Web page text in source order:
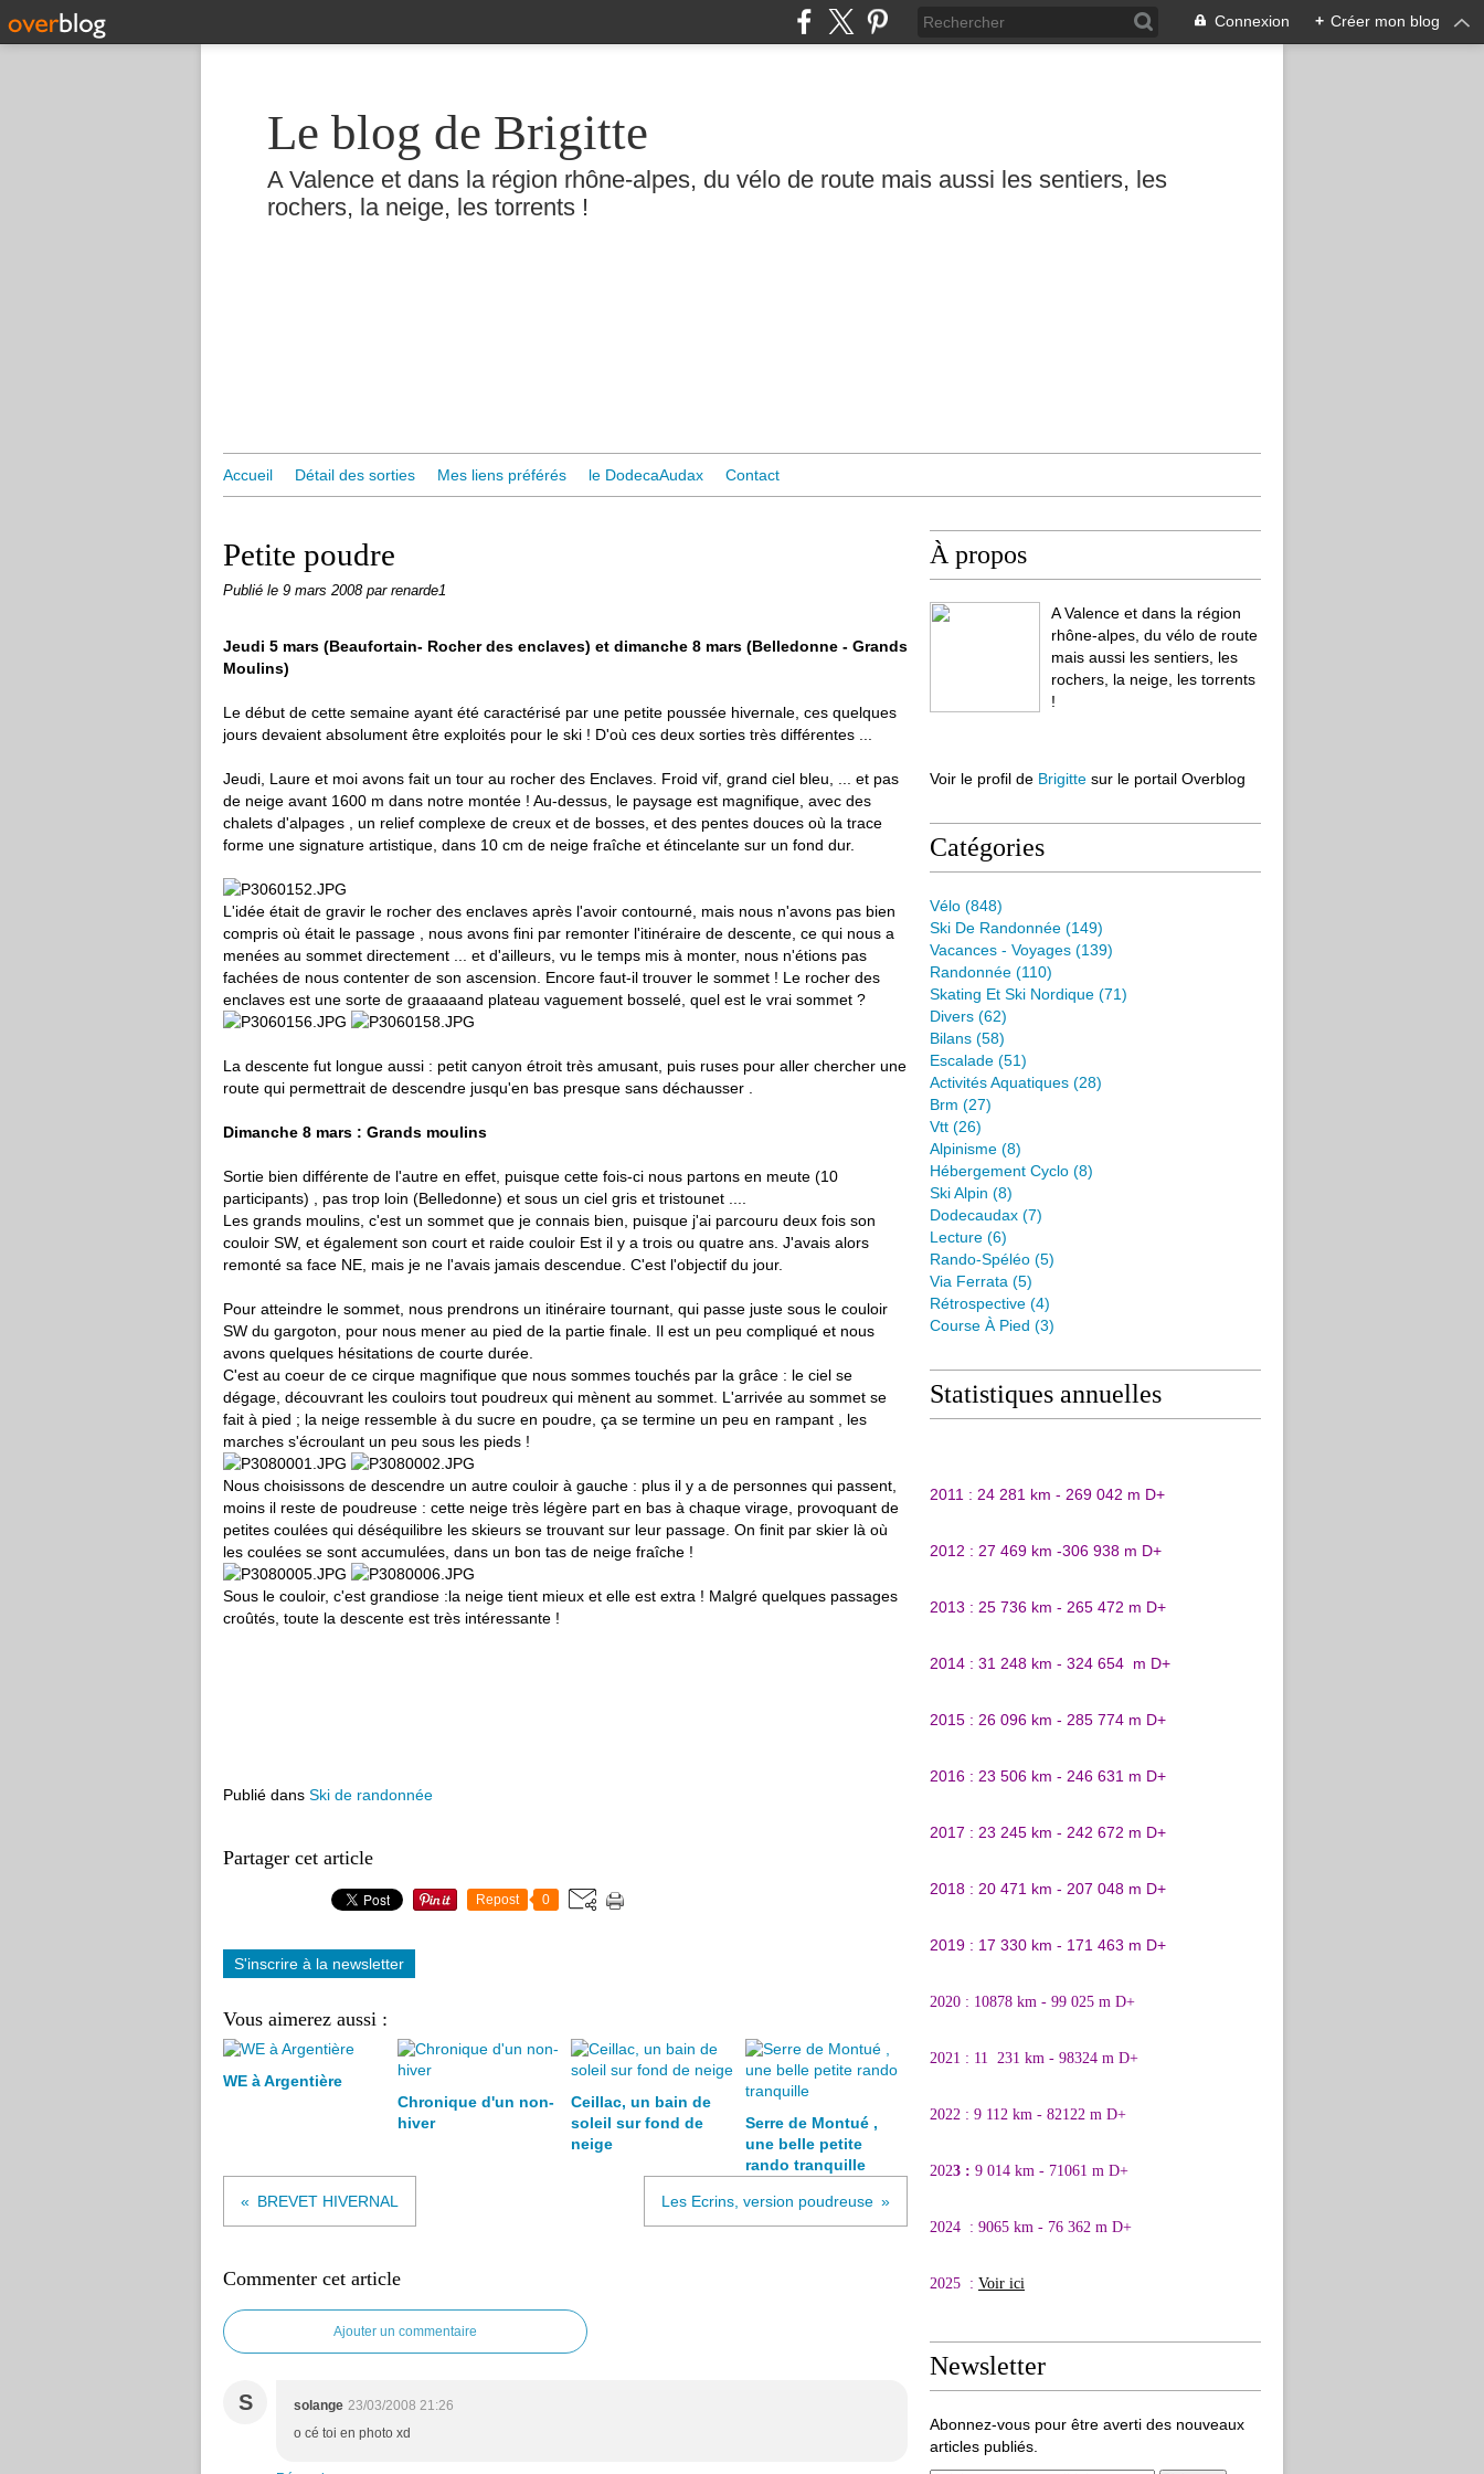
Connexion + Créer mon blog
Le blog de Brigitte
A Valence et dans la région rhône-alpes, du vélo de route mais aussi les sentiers, les
rochers, la neige, les torrents !
Accueil Détail des sorties Mes liens préférés le DodecaAudax Contact
Petite poudre
Publié le 9 mars 2008 par renarde1
Jeudi 5 mars (Beaufortain- Rocher des enclaves) et dimanche 8 mars (Belledonne - Grands
Moulins)
Le début de cette semaine ayant été caractérisé par une petite poussée hivernale, ces quelques
jours devaient absolument être exploités pour le ski ! D'où ces deux sorties très différentes ...
Jeudi, Laure et moi avons fait un tour au rocher des Enclaves. Froid vif, grand ciel bleu, ... et pas
de neige avant 1600 m dans notre montée ! Au-dessus, le paysage est magnifique, avec des
chalets d'alpages , un relief complexe de creux et de bosses, et des pentes douces où la trace
forme une signature artistique, dans 10 cm de neige fraîche et étincelante sur un fond dur.
L'idée était de gravir le rocher des enclaves après l'avoir contourné, mais nous n'avons pas bien
compris où était le passage , nous avons fini par remonter l'itinéraire de descente, ce qui nous a
menées au sommet directement ... et d'ailleurs, vu le temps mis à monter, nous n'étions pas
fachées de nous contenter de son ascension. Encore faut-il trouver le sommet ! Le rocher des
enclaves est une sorte de graaaaand plateau vaguement bosselé, quel est le vrai sommet ?
La descente fut longue aussi : petit canyon étroit très amusant, puis ruses pour aller chercher une
route qui permettrait de descendre jusqu'en bas presque sans déchausser .
Dimanche 8 mars : Grands moulins
Sortie bien différente de l'autre en effet, puisque cette fois-ci nous partons en meute (10
participants) , pas trop loin (Belledonne) et sous un ciel gris et tristounet ....
Les grands moulins, c'est un sommet que je connais bien, puisque j'ai parcouru deux fois son
couloir SW, et également son court et raide couloir Est il y a trois ou quatre ans. J'avais alors
remonté sa face NE, mais je ne l'avais jamais descendue. C'est l'objectif du jour.
Pour atteindre le sommet, nous prendrons un itinéraire tournant, qui passe juste sous le couloir
SW du gargoton, pour nous mener au pied de la partie finale. Il est un peu compliqué et nous
avons quelques hésitations de courte durée.
C'est au coeur de ce cirque magnifique que nous sommes touchés par la grâce : le ciel se
dégage, découvrant les couloirs tout poudreux qui mènent au sommet. L'arrivée au sommet se
fait à pied ; la neige ressemble à du sucre en poudre, ça se termine un peu en rampant , les
marches s'écroulant un peu sous les pieds !
Nous choisissons de descendre un autre couloir à gauche : plus il y a de personnes qui passent,
moins il reste de poudreuse : cette neige très légère part en bas à chaque virage, provoquant de
petites coulées qui déséquilibre les skieurs se trouvant sur leur passage. On finit par skier là où
les coulées se sont accumulées, dans un bon tas de neige fraîche !
Sous le couloir, c'est grandiose :la neige tient mieux et elle est extra ! Malgré quelques passages
croûtés, toute la descente est très intéressante !
Publié dans Ski de randonnée
Partager cet article
Repost 0
S'inscrire à la newsletter
Vous aimerez aussi :
WE à Argentière
Chronique d'un non-
hiver
Ceillac, un bain de
soleil sur fond de
neige
Serre de Montué ,
une belle petite
rando tranquille
BREVET HIVERNAL Les Ecrins, version poudreuse
Commenter cet article
Ajouter un commentaire
S solange 23/03/2008 21:26
o cé toi en photo xd
À propos
A Valence et dans la région
rhône-alpes, du vélo de route
mais aussi les sentiers, les
rochers, la neige, les torrents
!
Voir le profil de Brigitte sur le portail Overblog
Catégories
Vélo (848)
Ski De Randonnée (149)
Vacances - Voyages (139)
Randonnée (110)
Skating Et Ski Nordique (71)
Divers (62)
Bilans (58)
Escalade (51)
Activités Aquatiques (28)
Brm (27)
Vtt (26)
Alpinisme (8)
Hébergement Cyclo (8)
Ski Alpin (8)
Dodecaudax (7)
Lecture (6)
Rando-Spéléo (5)
Via Ferrata (5)
Rétrospective (4)
Course À Pied (3)
Statistiques annuelles
2011 : 24 281 km - 269 042 m D+
2012 : 27 469 km -306 938 m D+
2013 : 25 736 km - 265 472 m D+
2014 : 31 248 km - 324 654 m D+
2015 : 26 096 km - 285 774 m D+
2016 : 23 506 km - 246 631 m D+
2017 : 23 245 km - 242 672 m D+
2018 : 20 471 km - 207 048 m D+
2019 : 17 330 km - 171 463 m D+
2020 : 10878 km - 99 025 m D+
2021 : 11 231 km - 98324 m D+
2022 : 9 112 km - 82122 m D+
2023 : 9 014 km - 71061 m D+
2024 : 9065 km - 76 362 m D+
2025 : Voir ici
Newsletter
Abonnez-vous pour être averti des nouveaux
articles publiés.